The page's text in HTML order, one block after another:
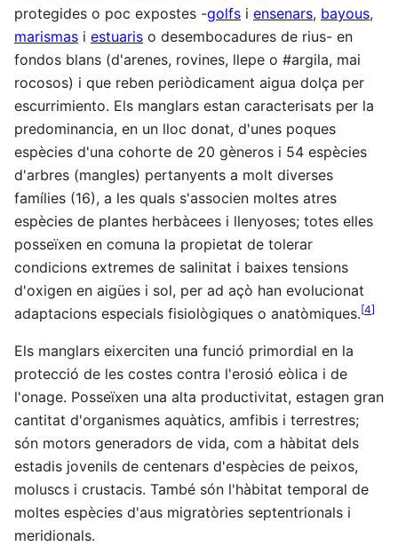
protegides o poc expostes -golfs i ensenars, bayous,
marismas i estuaris o desembocadures de rius- en
fondos blans (d'arenes, rovines, llepe o #argila, mai
rocosos) i que reben periòdicament aigua dolça per
escurrimiento. Els manglars estan caracterisats per la
predominancia, en un lloc donat, d'unes poques
espècies d'una cohorte de 20 gèneros i 54 espècies
d'arbres (mangles) pertanyents a molt diverses
famílies (16), a les quals s'associen moltes atres
espècies de plantes herbàcees i llenyoses; totes elles
posseïxen en comuna la propietat de tolerar
condicions extremes de salinitat i baixes tensions
d'oxigen en aigües i sol, per ad açò han evolucionat
adaptacions especials fisiològiques o anatòmiques.[4]
Els manglars eixerciten una funció primordial en la
protecció de les costes contra l'erosió eòlica i de
l'onage. Posseïxen una alta productivitat, estagen gran
cantitat d'organismes aquàtics, amfibis i terrestres;
són motors generadors de vida, com a hàbitat dels
estadis jovenils de centenars d'espècies de peixos,
moluscs i crustacis. També són l'hàbitat temporal de
moltes espècies d'aus migratòries septentrionals i
meridionals.